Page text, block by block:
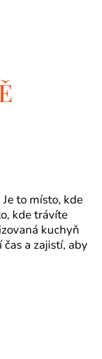
to místo, kde
kde trávíte
kuchyň
a zajistí, aby